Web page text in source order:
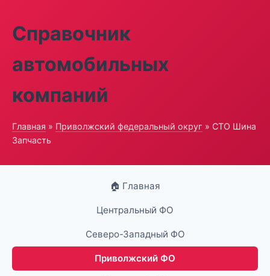
Справочник
автомобильных
компаний
Главная » Приволжский федеральный округ » СТО Шина
Запчасть
🏠 Главная
Центральный ФО
Северо-Западный ФО
Приволжский ФО